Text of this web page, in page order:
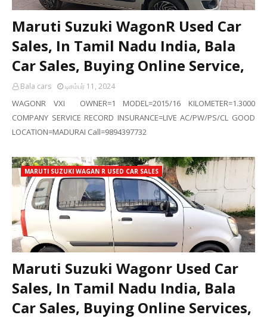
Maruti Suzuki WagonR Used Car
Sales, In Tamil Nadu India, Bala
Car Sales, Buying Online Service,
Bala cars டிசம்பர் 11, 2024
WAGONR VXI OWNER=1 MODEL=2015/16 KILOMETER=1.3000
COMPANY SERVICE RECORD INSURANCE=LIVE AC/PW/PS/CL GOOD
LOCATION=MADURAI Call=9894397732
MARUTI SUZUKI WAGAN R USED CAR SALES
Maruti Suzuki Wagonr Used Car
Sales, In Tamil Nadu India, Bala
Car Sales, Buying Online Services,